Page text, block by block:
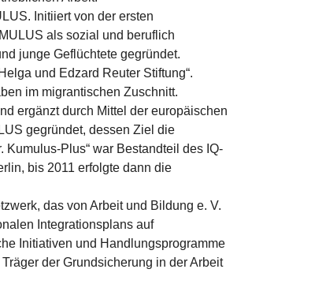
Initiiert von der ersten
als sozial und beruflich
junge Geflüchtete gegründet.
und Edzard Reuter Stiftung“.
im migrantischen Zuschnitt.
ergänzt durch Mittel der europäischen
gegründet, dessen Ziel die
Plus“ war Bestandteil des IQ-
bis 2011 erfolgte dann die
das von Arbeit und Bildung e. V.
Integrationsplans auf
Initiativen und Handlungsprogramme
der Grundsicherung in der Arbeit